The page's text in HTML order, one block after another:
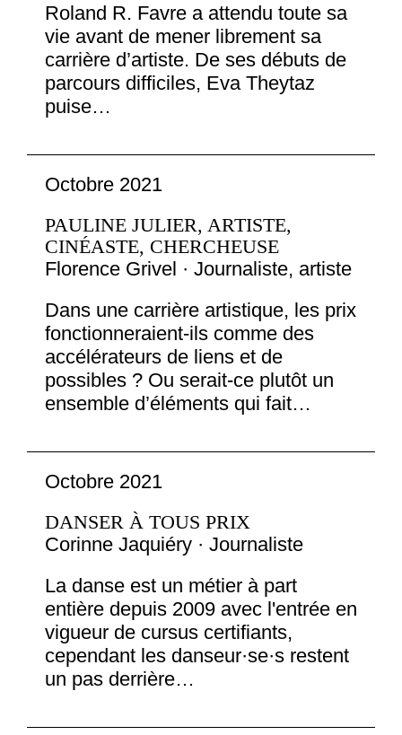
Roland R. Favre a attendu toute sa
vie avant de mener librement sa
carrière d’artiste. De ses débuts de
parcours difficiles, Eva Theytaz
puise…
Octobre 2021
PAULINE JULIER, ARTISTE,
CINÉASTE, CHERCHEUSE
Florence Grivel · Journaliste, artiste
Dans une carrière artistique, les prix
fonctionneraient-ils comme des
accélérateurs de liens et de
possibles ? Ou serait-ce plutôt un
ensemble d’éléments qui fait…
Octobre 2021
DANSER À TOUS PRIX
Corinne Jaquiéry · Journaliste
La danse est un métier à part
entière depuis 2009 avec l'entrée en
vigueur de cursus certifiants,
cependant les danseur·se·s restent
un pas derrière…